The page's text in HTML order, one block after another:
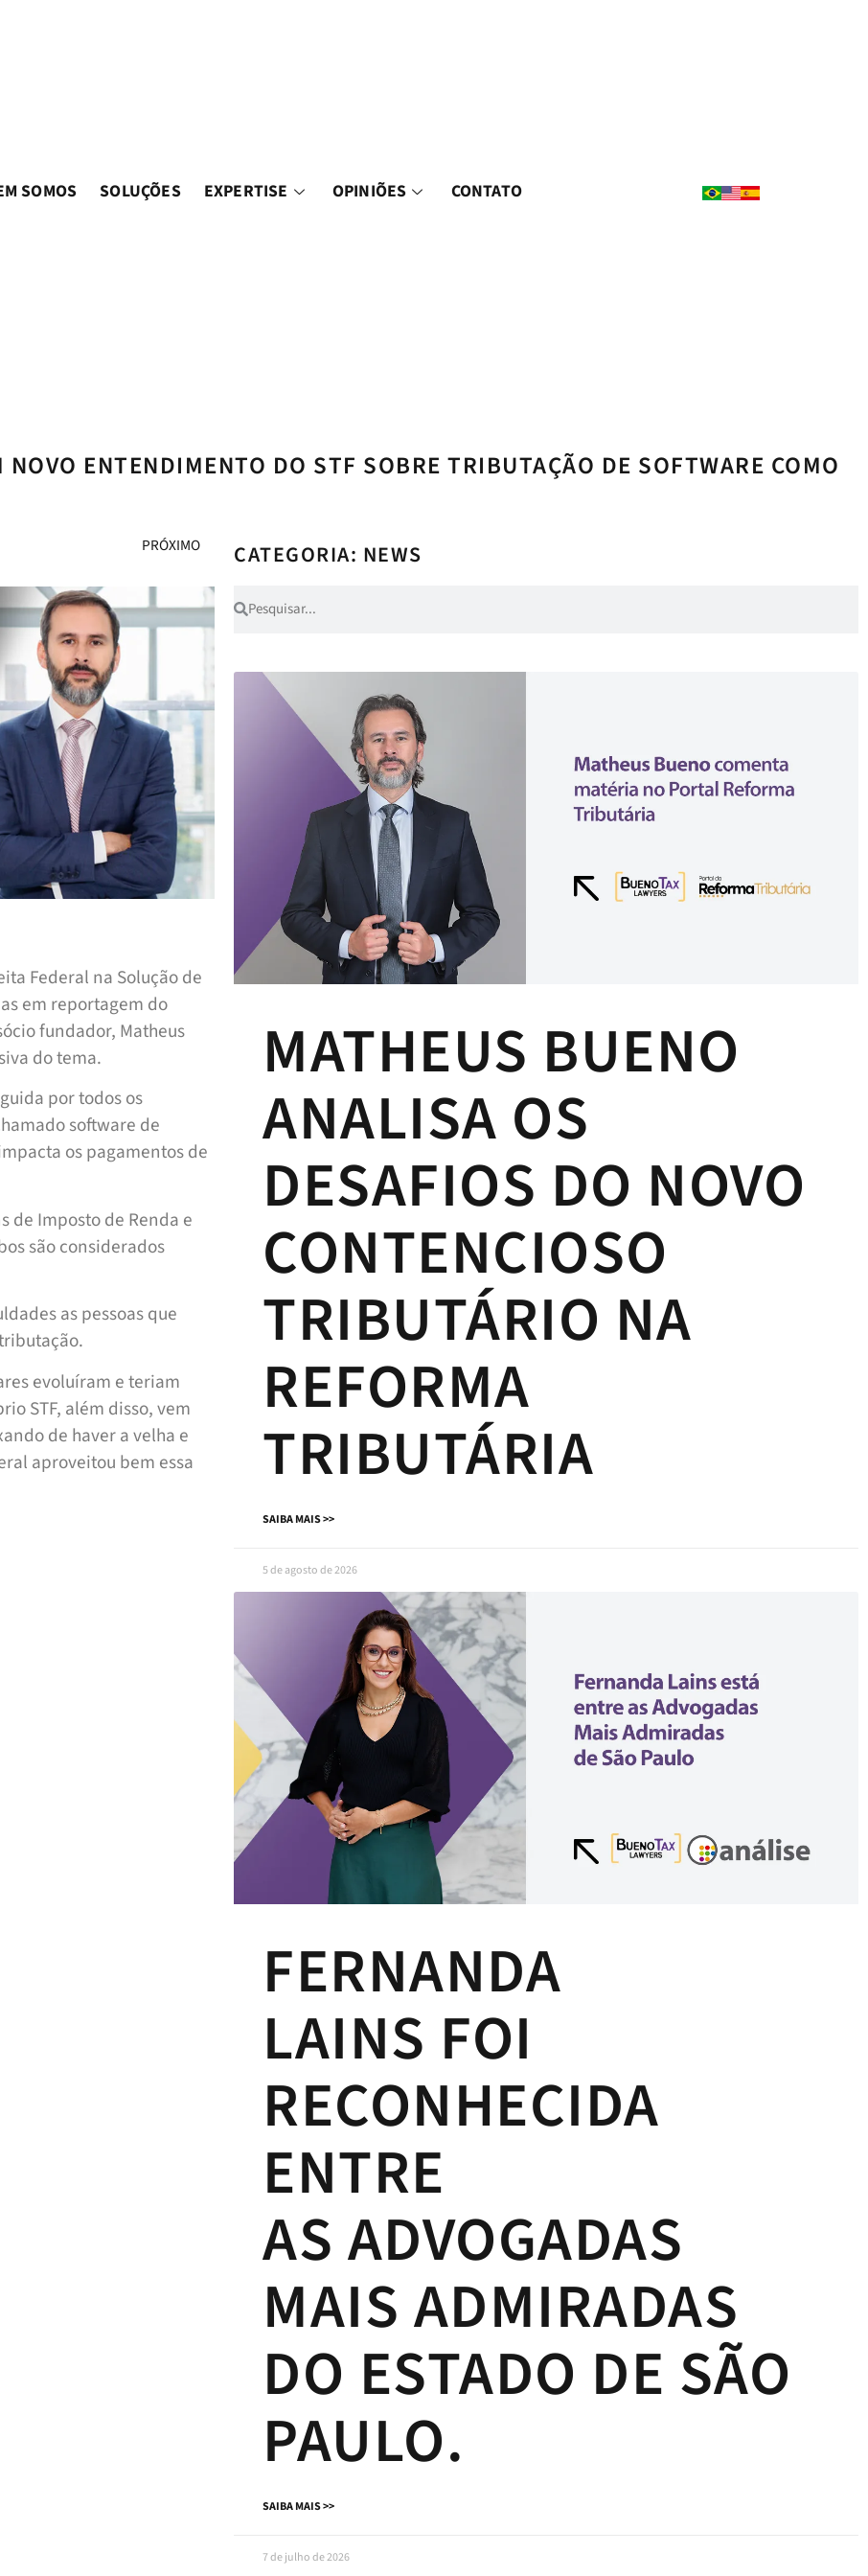
SOMOS SOLUÇÕES EXPERTISE OPINIÕES CONTATO
ENTENDIMENTO DO STF SOBRE TRIBUTAÇÃO DE SOFTWARE COMO
PRÓXIMO
Federal na Solução de
em reportagem do
fundador, Matheus
do tema.
por todos os
software de
os pagamentos de
de Imposto de Renda e
são considerados
as pessoas que
evoluíram e teriam
STF, além disso, vem
de haver a velha e
aproveitou bem essa
CATEGORIA: NEWS
MATHEUS BUENO
ANALISA OS
DESAFIOS DO NOVO
CONTENCIOSO
TRIBUTÁRIO NA
REFORMA
TRIBUTÁRIA
SAIBA MAIS >>
5 de agosto de 2026
FERNANDA
LAINS FOI
RECONHECIDA
ENTRE
AS ADVOGADAS
MAIS ADMIRADAS
DO ESTADO DE SÃO
PAULO.
SAIBA MAIS >>
7 de julho de 2026